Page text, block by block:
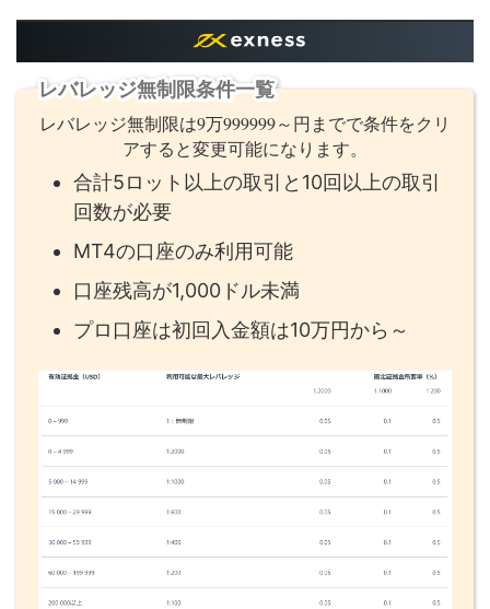
レバレッジ無制限条件一覧
レバレッジ無制限は9万999999～円までで条件をクリ
アすると変更可能になります。
合計5ロット以上の取引と10回以上の取引
回数が必要
MT4の口座のみ利用可能
口座残高が1,000ドル未満
プロ口座は初回入金額は10万円から～